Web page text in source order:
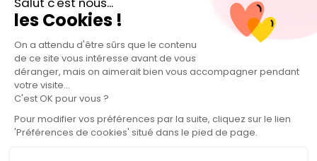
Devenir revendeur
CONTACT
hello@pimpant.com
44 boulevard Maurice Thorez 14160 Dives-sur-Mer